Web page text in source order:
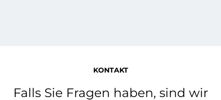
KONTAKT
Falls Sie Fragen haben, sind wir